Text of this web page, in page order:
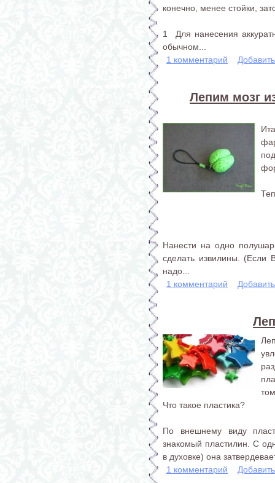
конечно, менее стойки,
1 Для нанесения
обычном...
1 комментарий
Лепим мозг
Нанести на одно
сделать извилины. (Если
надо...
1 комментарий
Что такое пластика?
По внешнему виду
знакомый пластилин. С
в духовке) она
1 комментарий